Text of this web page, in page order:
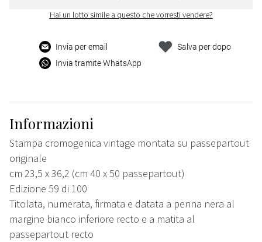
Hai un lotto simile a questo che vorresti vendere?
Invia per email
Invia tramite WhatsApp
Salva per dopo
Informazioni
Stampa cromogenica vintage montata su passepartout
originale
cm 23,5 x 36,2 (cm 40 x 50 passepartout)
Edizione 59 di 100
Titolata, numerata, firmata e datata a penna nera al
margine bianco inferiore recto e a matita al
passepartout recto